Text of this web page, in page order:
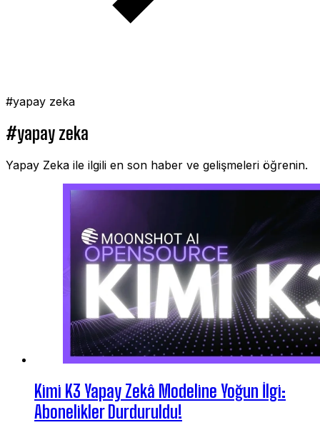
#yapay zeka
#yapay zeka
Yapay Zeka ile ilgili en son haber ve gelişmeleri öğrenin.
Kimi K3 Yapay Zekâ Modeline Yoğun İlgi:
Abonelikler Durduruldu!